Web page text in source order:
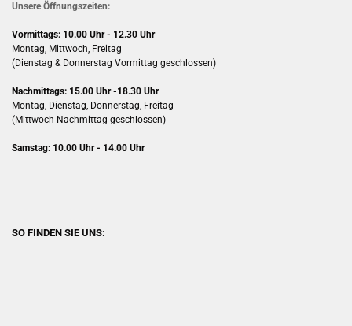
Unsere Öffnungszeiten:
Vormittags: 10.00 Uhr - 12.30 Uhr
Montag, Mittwoch, Freitag
(Dienstag & Donnerstag Vormittag geschlossen)
Nachmittags: 15.00 Uhr -18.30 Uhr
Montag, Dienstag, Donnerstag, Freitag
(Mittwoch Nachmittag geschlossen)
Samstag: 10.00 Uhr - 14.00 Uhr
SO FINDEN SIE UNS: